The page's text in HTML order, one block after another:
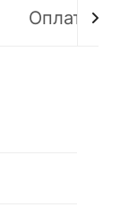
Оплата